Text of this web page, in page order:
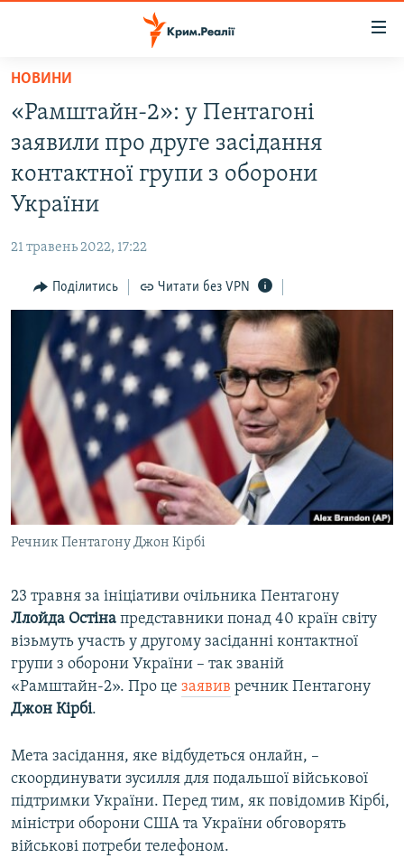
Перейти
основного
матеріалу
до
основної
Перейти
пошуку
ВІДЕО ТА ФОТО
ПОЛІТИКА
ПОГЛЯД
ІНТЕРВ'Ю
ВСЕ ЗА ДЕНЬ
СПЕЦПРОЕКТИ
ДЕПОРТАЦІЯ
ВІДЕОУРОКИ «ELIFBE»
СВІДЧЕННЯ ОКУПАЦІЇ
УКРАЇНСЬКА ПРОБЛЕМА КРИМУ
ІНФОГРАФІКА
ЯК ОБІЙТИ БЛОКУВАННЯ
Русский
Qırımtatar
ДОЛУЧАЙСЯ!
Усі сайти RFE/RL
НОВИНИ
«Рамштайн-2»: у Пентагоні
заявили про друге засідання
контактної групи з оборони
України
21 травень 2022, 17:22
Поділитись Читати без VPN
Речник Пентагону Джон Кірбі
23 травня за ініціативи очільника Пентагону
Ллойда Остіна представники понад 40 країн світу
візьмуть участь у другому засіданні контактної
групи з оборони України – так званій
«Рамштайн-2». Про це заявив речник Пентагону
Джон Кірбі.
Мета засідання, яке відбудеться онлайн, –
скоординувати зусилля для подальшої військової
підтримки України. Перед тим, як повідомив Кірбі,
міністри оборони США та України обговорять
військові потреби телефоном.